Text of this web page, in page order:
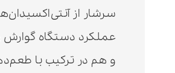
سرشار از
عملکرد دستگاه
و هم در ترکیب با